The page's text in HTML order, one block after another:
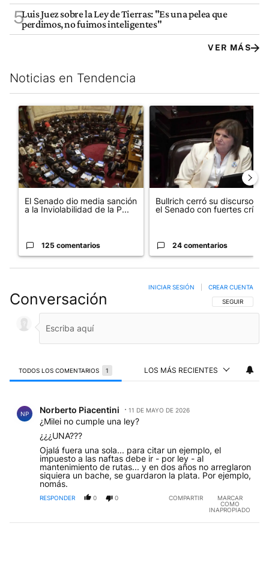
5Luis Juez sobre la Ley de Tierras: "Es una pelea que
perdimos, no fuimos inteligentes"
VER MÁS
Noticias en Tendencia
Este listado muestra los artículos con más comentarios en los
Un artículo de tendencia con el título "El Senado dio media
El Senado dio media sanción
a la Inviolabilidad de la P...
125 comentarios
Un artículo de tendencia con
Bullrich cerró su discurso en
el Senado con fuertes crí...
24 comentarios
Conversación SIGA ESTA
SEGUIR
INICIAR SESIÓN CREAR CUENTA
TODOS LOS COMENTARIOS 1 LOS MÁS RECIENTES
NP Norberto Piacentini 11 DE MAYO DE 2026
¿Milei no cumple una ley?
¿¿¿UNA???
Ojalá fuera una sola... para citar un ejemplo, el
impuesto a las naftas debe ir - por ley - al
mantenimiento de rutas... y en dos años no arreglaron
siquiera un bache, se guardaron la plata. Por ejemplo,
nomás.
RESPONDER 0 0 COMPARTIR
MARCAR
COMO
INAPROPIADO